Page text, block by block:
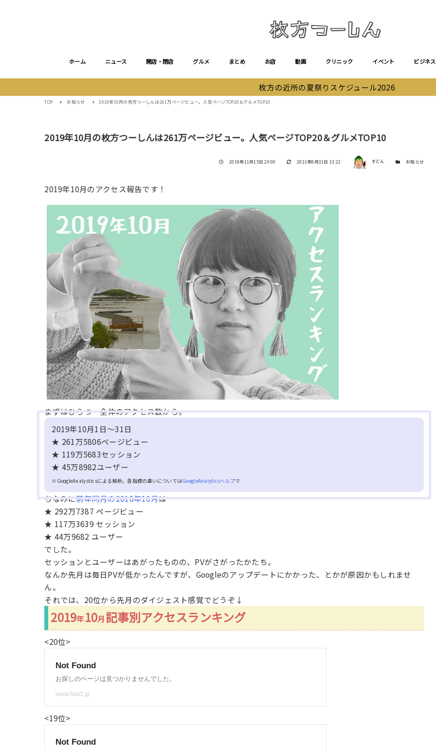
ホーム ニュース 開店・閉店 グルメ まとめ お店 動画 クリニック イベント ビジネス
枚方の近所の夏祭りスケジュール2026
TOP お知らせ 2019年10月の枚方つーしんは261万ページビュー。人気ページTOP20＆グルメTOP10
2019年10月の枚方つーしんは261万ページビュー。人気ページTOP20＆グルメTOP10
投稿日
2019年11月15日 20:00 更新日
2021年8月31日 13:22 著者 すどん カテゴリー
お知らせ
2019年10月のアクセス報告です！
まずはひらつー全体のアクセス数から。
2019年10月1日～31日
★ 261万5806ページビュー
★ 119万5683セッション
★ 45万8982ユーザー
※GoogleAnalysticsによる解析。各指標の違いについてはGoogleAnalyticsヘルプで
ちなみに前年同月の2018年10月は
★ 292万7387 ページビュー
★ 117万3639 セッション
★ 44万9682 ユーザー
でした。
セッションとユーザーはあがったものの、PVがさがったかたち。
なんか先月は毎日PVが低かったんですが、Googleのアップデートにかかった、とかが原因かもしれませ
ん。
それでは、20位から先月のダイジェスト感覚でどうぞ↓
2019年10月記事別アクセスランキング
<20位>
<19位>